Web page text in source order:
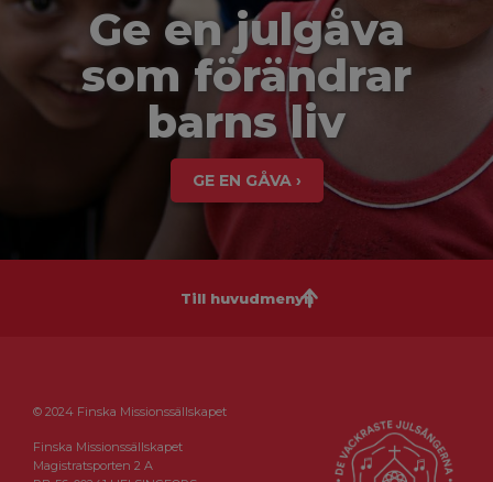
Ge en julgåva
som förändrar
barns liv
GE EN GÅVA ›
Till huvudmenyn
© 2024 Finska Missionssällskapet
Finska Missionssällskapet
Magistratsporten 2 A